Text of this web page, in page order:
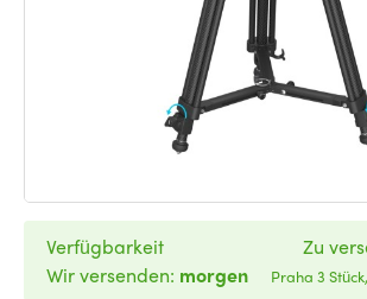
Verfügbarkeit
Wir versenden: morgen
Zu
Praha 3